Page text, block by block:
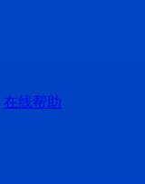
在线帮助